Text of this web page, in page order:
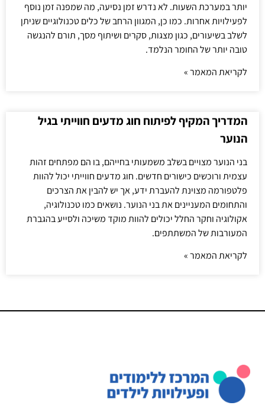
יותר במערכת השעות. לא נדרש זמן נסיעה, מה שמפנה זמן נוסף
לפעילויות אחרות. כמו כן, המגוון הרחב של כלים טכנולוגיים שניתן
לשלב בשיעורים, כגון מצגות, סקרים ושיתוף מסך, תורם להנגשה
טובה יותר של החומר הנלמד.
לקריאת המאמר »
המדריך המקיף לפיתוח חוג מדעים חווייתי בגיל
הנוער
בני הנוער מצויים בשלב משמעותי בחייהם, בו הם מפתחים זהות
עצמית ורוכשים כישורים חדשים. חוג מדעים חווייתי יכול להוות
פלטפורמה מצוינת להעברת ידע, אך יש להבין את הצרכים
והתחומים המעניינים את בני הנוער. נושאים כמו טכנולוגיה,
אקולוגיה וחקר החלל יכולים להוות מוקד משיכה ולסייע בהגברת
המעורבות של המשתתפים.
לקריאת המאמר »